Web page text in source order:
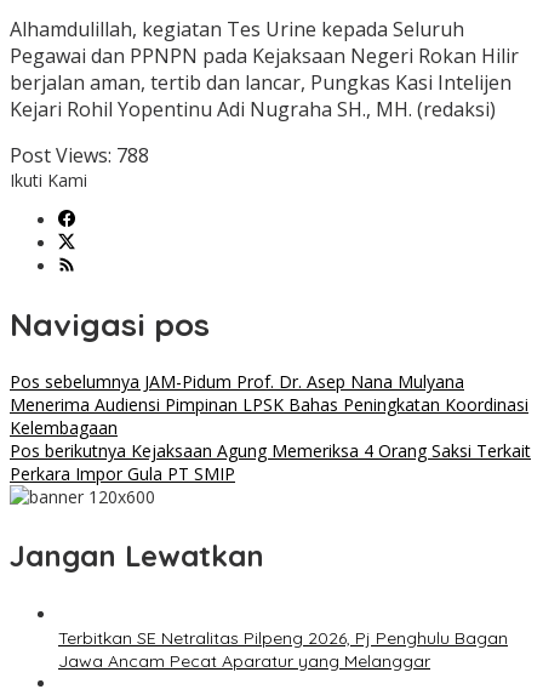
Alhamdulillah, kegiatan Tes Urine kepada Seluruh
Pegawai dan PPNPN pada Kejaksaan Negeri Rokan Hilir
berjalan aman, tertib dan lancar, Pungkas Kasi Intelijen
Kejari Rohil Yopentinu Adi Nugraha SH., MH. (redaksi)
Post Views: 788
Ikuti Kami
Navigasi pos
Pos sebelumnya JAM-Pidum Prof. Dr. Asep Nana Mulyana
Menerima Audiensi Pimpinan LPSK Bahas Peningkatan Koordinasi
Kelembagaan
Pos berikutnya Kejaksaan Agung Memeriksa 4 Orang Saksi Terkait
Perkara Impor Gula PT SMIP
Jangan Lewatkan
Terbitkan SE Netralitas Pilpeng 2026, Pj Penghulu Bagan
Jawa Ancam Pecat Aparatur yang Melanggar